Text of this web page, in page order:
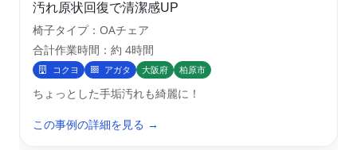
汚れ原状回復で清潔感UP
椅子タイプ：OAチェア
合計作業時間：約 4時間
コクヨ アガタ 大阪府 柏原市
ちょっとした手垢汚れも綺麗に！
この事例の詳細を見る →